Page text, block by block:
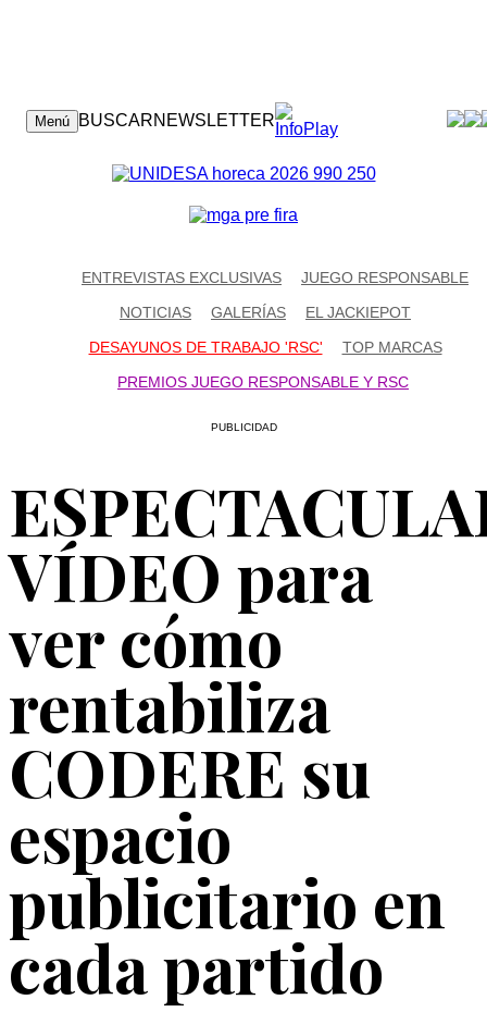
Menú BUSCARNEWSLETTER
ENTREVISTAS EXCLUSIVAS
JUEGO RESPONSABLE
NOTICIAS
GALERÍAS
EL JACKIEPOT
DESAYUNOS DE TRABAJO 'RSC'
TOP MARCAS
PREMIOS JUEGO RESPONSABLE Y RSC
PUBLICIDAD
VÍDEO para
ver cómo
rentabiliza
CODERE su
espacio
publicitario en
cada partido